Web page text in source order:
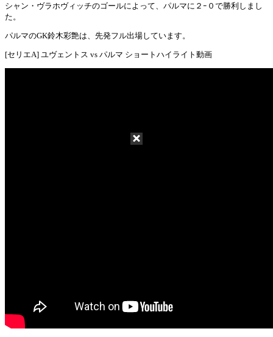
シャン・ヴラホヴィッチのゴールによって、パルマに２ｰ０で勝利しまし
た。
パルマのGK鈴木彩艶は、先発フル出場しています。
[セリエA] ユヴェントス vs パルマ ショートハイライト動画